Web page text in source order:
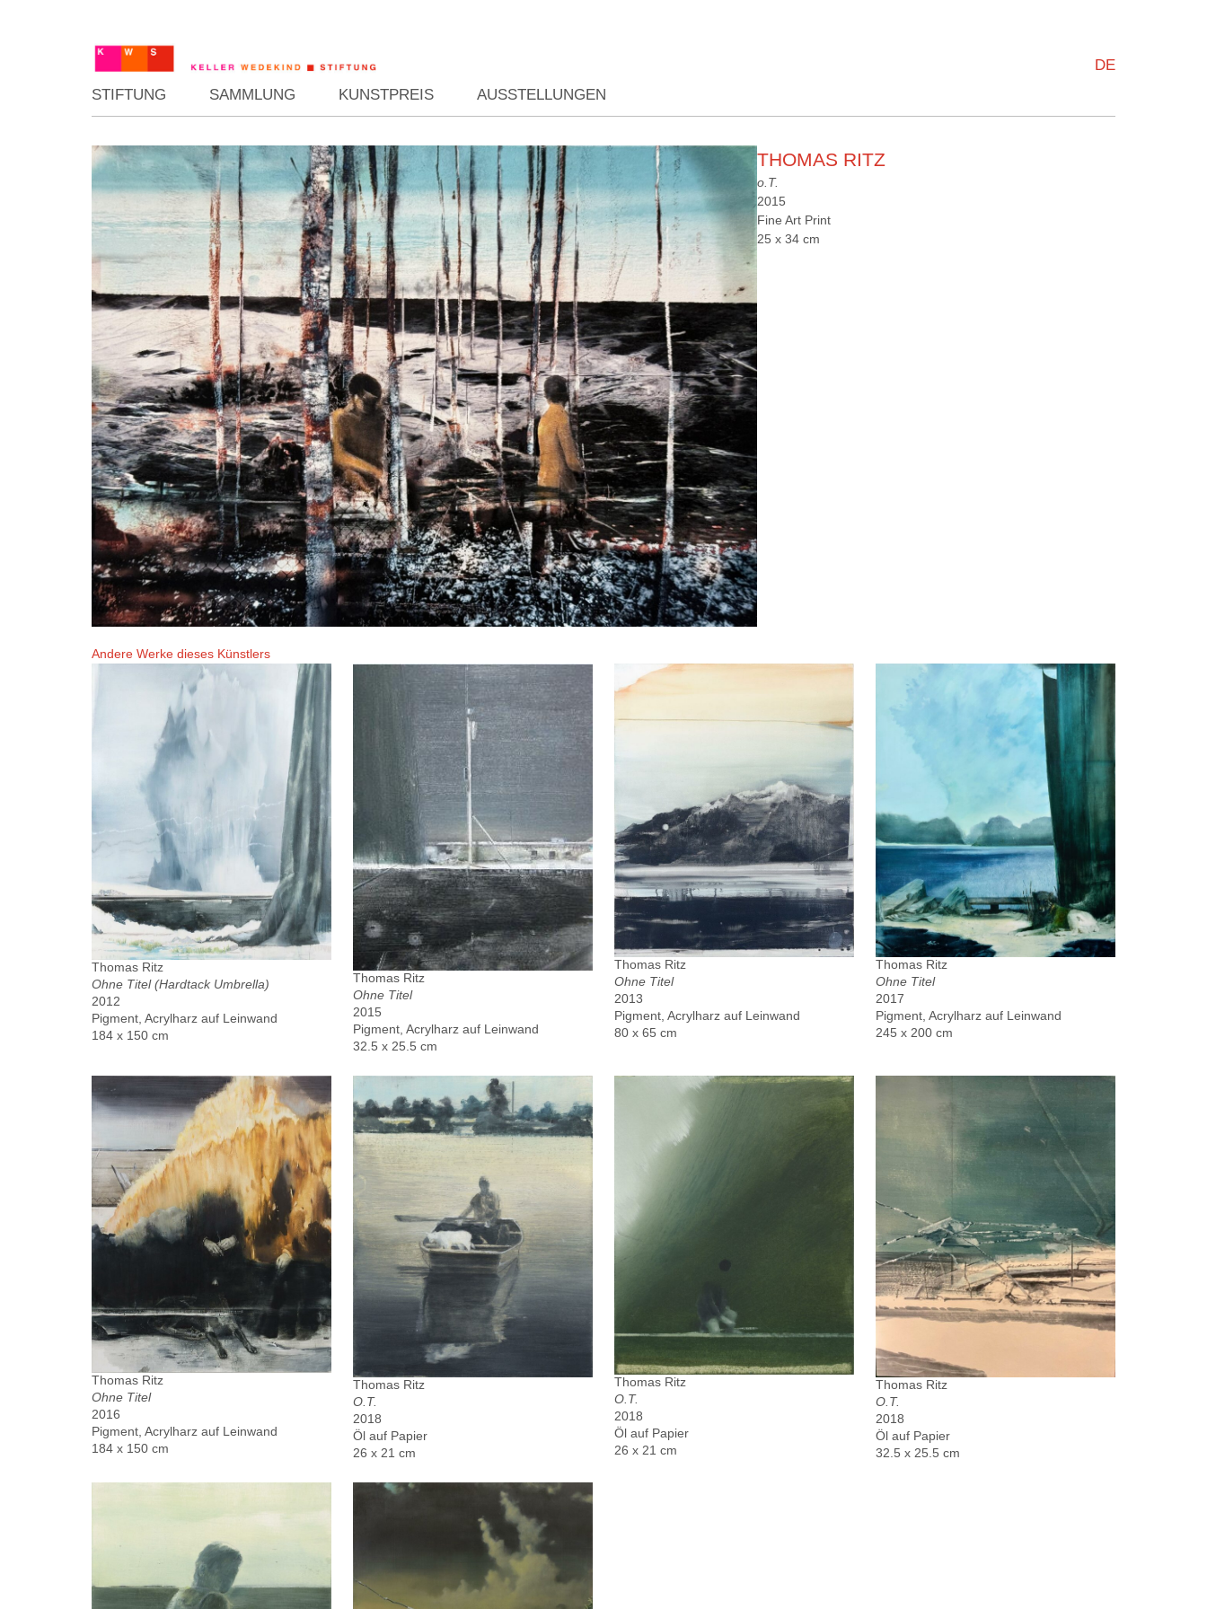
DE
STIFTUNG
SAMMLUNG KUNSTPREIS AUSSTELLUNGEN
THOMAS RITZ
o.T.
2015
Fine Art Print
25 x 34 cm
Andere Werke dieses Künstlers
Thomas Ritz
Ohne Titel (Hardtack Umbrella)
2012
Pigment, Acrylharz auf Leinwand
184 x 150 cm
Thomas Ritz
Ohne Titel
2015
Pigment, Acrylharz auf Leinwand
32.5 x 25.5 cm
Thomas Ritz
Ohne Titel
2013
Pigment, Acrylharz auf Leinwand
80 x 65 cm
Thomas Ritz
Ohne Titel
2017
Pigment, Acrylharz auf Leinwand
245 x 200 cm
Thomas Ritz
Ohne Titel
2016
Pigment, Acrylharz auf Leinwand
184 x 150 cm
Thomas Ritz
O.T.
2018
Öl auf Papier
26 x 21 cm
Thomas Ritz
O.T.
2018
Öl auf Papier
26 x 21 cm
Thomas Ritz
O.T.
2018
Öl auf Papier
32.5 x 25.5 cm